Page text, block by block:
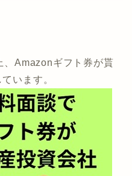
、Amazonギフト券が貰
います。